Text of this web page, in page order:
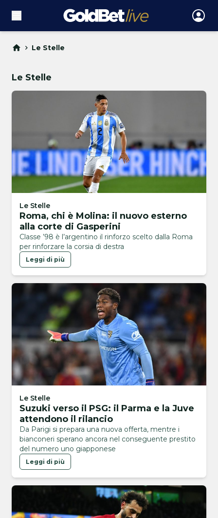
Le Stelle
Le Stelle
Le Stelle
Roma, chi è Molina: il nuovo esterno
alla corte di Gasperini
Classe ’98 è l’argentino il rinforzo scelto dalla Roma
per rinforzare la corsia di destra
Leggi di più
Le Stelle
Suzuki verso il PSG: il Parma e la Juve
attendono il rilancio
Da Parigi si prepara una nuova offerta, mentre i
bianconeri sperano ancora nel conseguente prestito
del numero uno giapponese
Leggi di più